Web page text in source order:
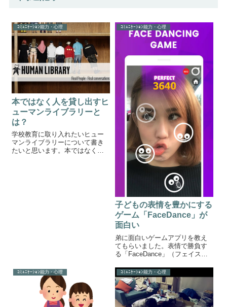
ｺﾐｭﾆｹｰｼｮﾝ能力・心理
本ではなく人を貸し出すヒ
ューマンライブラリーと
は？
学校教育に取り入れたいヒュー
マンライブラリーについて書き
たいと思います。本ではなく人
ｺﾐｭﾆｹｰｼｮﾝ能力・心理
子どもの表情を豊かにする
ゲーム「FaceDance」が
面白い
弟に面白いゲームアプリを教え
てもらいました。表情で勝負す
る「FaceDance」（フェイスダ
ゲーム無料で一曲だけ遊ぶこと
ができます。はじめにインカメ
ラで輪郭を認識させます。ゲー
ムが始まると画面下から様々な
表情のマ...
ｺﾐｭﾆｹｰｼｮﾝ能力・心理 ｺﾐｭﾆｹｰｼｮﾝ能力・心理